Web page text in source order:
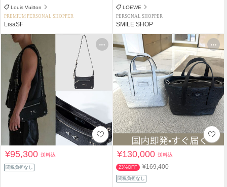
Louis Vuitton
PREMIUM PERSONAL SHOPPER
LisaSF
LOEWE
PERSONAL SHOPPER
SMILE SHOP
¥95,300送料込
関税負担なし
¥130,000送料込
23%OFF ¥169,400
関税負担なし